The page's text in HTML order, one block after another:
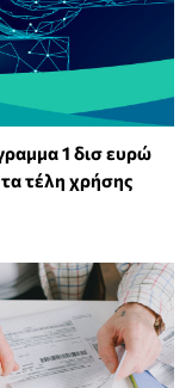
1 δισ ευρώ
τέλη χρήσης